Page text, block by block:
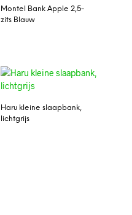
Montel Bank Apple 2,5-
zits Blauw
Haru kleine slaapbank,
lichtgrijs